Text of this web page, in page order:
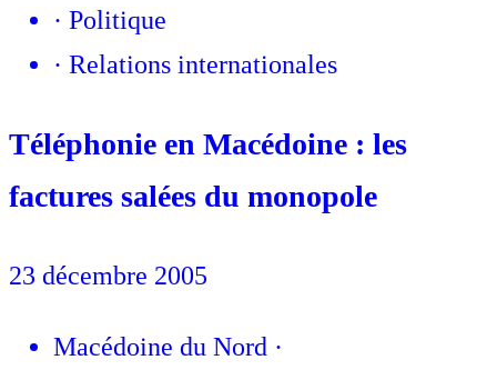
· Politique
· Relations internationales
Téléphonie en Macédoine : les
factures salées du monopole
23 décembre 2005
Macédoine du Nord ·